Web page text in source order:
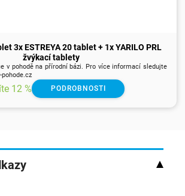
3x ESTREYA 20 tablet + 1x YARILO PRL
žvýkací tablety
v pohodě na přírodní bázi. Pro více informací sledujte
12 % PODROBNOSTI